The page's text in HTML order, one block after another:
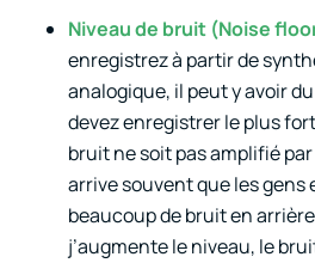
Niveau de bruit (Noise
enregistrez à partir de
analogique, il peut y avoir
devez enregistrer le plus
bruit ne soit pas amplifié
arrive souvent que les
beaucoup de bruit en
j’augmente le niveau, le